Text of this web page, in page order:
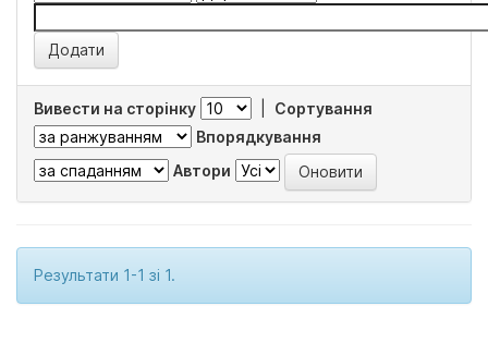
Вивести на сторінку
Сортування
Впорядкування
Автори
Результати 1-1 зі 1.